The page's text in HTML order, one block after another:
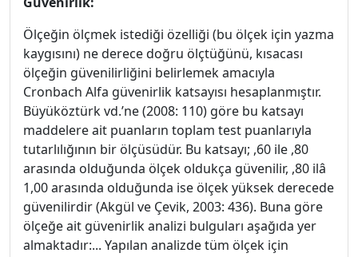
Ölçeğin ölçmek istediği özelliği (bu ölçek için yazma
kaygısını) ne derece doğru ölçtüğünü, kısacası
ölçeğin güvenilirliğini belirlemek amacıyla
Cronbach Alfa güvenirlik katsayısı hesaplanmıştır.
Büyüköztürk vd.’ne (2008: 110) göre bu katsayı
maddelere ait puanların toplam test puanlarıyla
tutarlılığının bir ölçüsüdür. Bu katsayı; ,60 ile ,80
arasında olduğunda ölçek oldukça güvenilir, ,80 ilâ
1,00 arasında olduğunda ise ölçek yüksek derecede
güvenilirdir (Akgül ve Çevik, 2003: 436). Buna göre
ölçeğe ait güvenirlik analizi bulguları aşağıda yer
almaktadır:... Yapılan analizde tüm ölçek için